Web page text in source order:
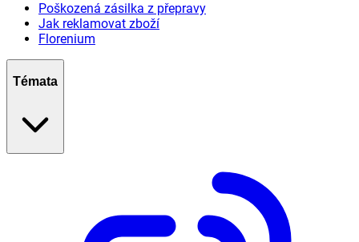
Poškozená zásilka z přepravy
Jak reklamovat zboží
Florenium
Témata